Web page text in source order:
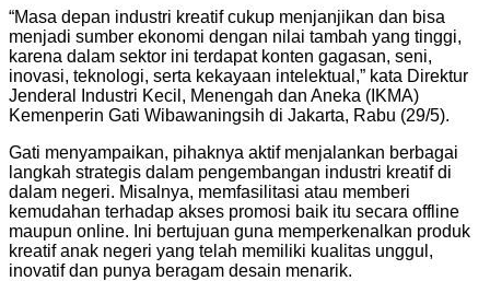
“Masa depan industri kreatif cukup menjanjikan dan bisa
menjadi sumber ekonomi dengan nilai tambah yang tinggi,
karena dalam sektor ini terdapat konten gagasan, seni,
inovasi, teknologi, serta kekayaan intelektual,” kata Direktur
Jenderal Industri Kecil, Menengah dan Aneka (IKMA)
Kemenperin Gati Wibawaningsih di Jakarta, Rabu (29/5).
Gati menyampaikan, pihaknya aktif menjalankan berbagai
langkah strategis dalam pengembangan industri kreatif di
dalam negeri. Misalnya, memfasilitasi atau memberi
kemudahan terhadap akses promosi baik itu secara offline
maupun online. Ini bertujuan guna memperkenalkan produk
kreatif anak negeri yang telah memiliki kualitas unggul,
inovatif dan punya beragam desain menarik.